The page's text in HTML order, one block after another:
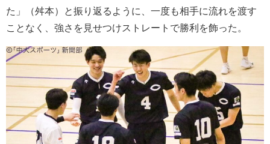
た」（舛本）と振り返るように、一度も相手に流れを渡す
ことなく、強さを見せつけストレートで勝利を飾った。